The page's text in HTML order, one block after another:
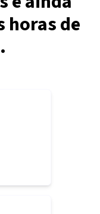
horas de